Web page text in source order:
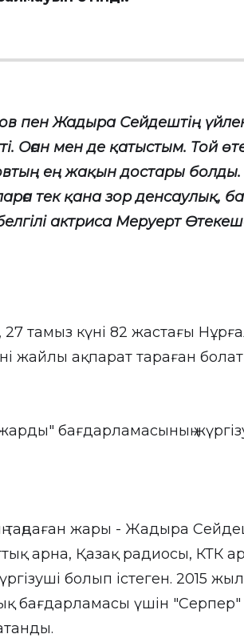
пен Жадыра Сейдештің
Оған мен де қатыстым. Той
ең жақын достары
тек қана зор денсаулық,
актриса Меруерт
27 тамыз күні 82 жастағы
жайлы ақпарат тараған
бағдарламасының
таңдаған жары - Жадыра
арна, Қазақ радиосы, КТК
болып істеген. 2015
бағдарламасы үшін "Серпер"